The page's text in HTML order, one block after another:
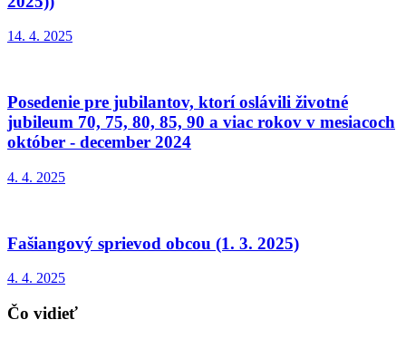
14. 4. 2025
Posedenie pre jubilantov, ktorí oslávili životné
jubileum 70, 75, 80, 85, 90 a viac rokov v mesiacoch
október - december 2024
4. 4. 2025
Fašiangový sprievod obcou (1. 3. 2025)
4. 4. 2025
Čo vidieť